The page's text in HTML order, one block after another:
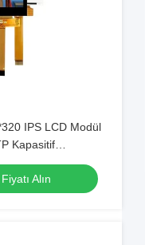
IPS LCD Modül
Kapasitif
Qvga 2.4 TFT Ekran
Alın